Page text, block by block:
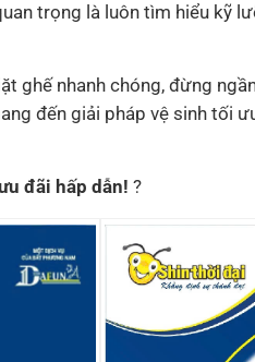
trọng là luôn tìm hiểu kỹ
ghế nhanh chóng, đừng
đến giải pháp vệ sinh tối
đãi hấp dẫn! ?